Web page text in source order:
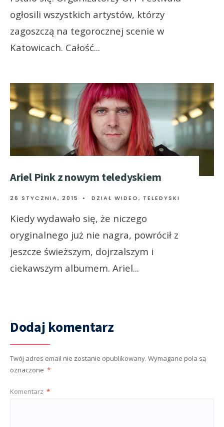
ogłosili wszystkich artystów, którzy
zagoszczą na tegorocznej scenie w
Katowicach. Całość...
Ariel Pink z nowym teledyskiem
26 STYCZNIA, 2015 • DZIAŁ WIDEO, TELEDYSKI
Kiedy wydawało się, że niczego
oryginalnego już nie nagra, powrócił z
jeszcze świeższym, dojrzalszym i
ciekawszym albumem. Ariel...
Dodaj komentarz
Twój adres email nie zostanie opublikowany. Wymagane pola są
oznaczone *
Komentarz *